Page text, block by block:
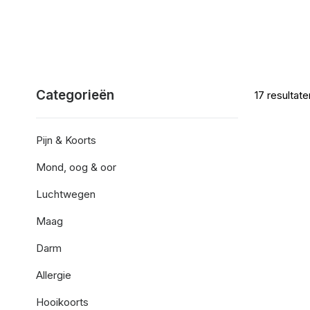
17
Categorieën
Pijn & Koorts
Mond, oog & oor
Luchtwegen
Maag
Darm
Allergie
Hooikoorts